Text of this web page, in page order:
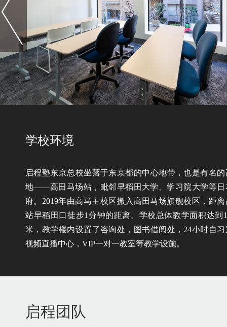
学校环境
启程塾东京总校坐落于东京都的中心地带，也是有名
地——高田马场站，毗邻早稻田大学、学习院大学等日
府。2019年由高马主校区搬入高田马场旗舰校区，距
站早稻田口徒步1分钟的距离。学校总体教学面积达到
米，教学楼内设置了咨询处，图书借阅处，24小时自
视频直播中心，VIP一对一教室等教学设施。
启程团队